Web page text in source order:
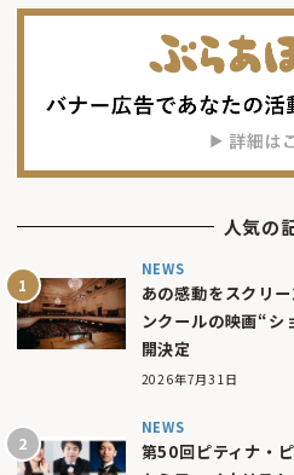
人気の
NEWS
あの感動をスクリ
ンクールの映画“
開決定
2026年7月31日
NEWS
第50回ピティナ・